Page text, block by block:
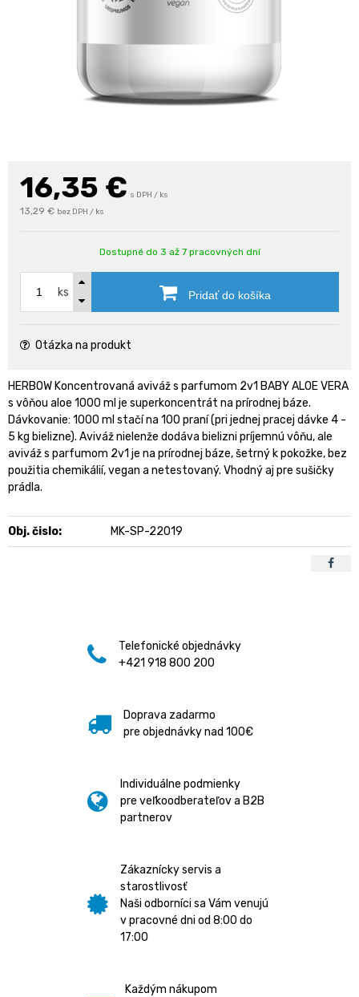
16,35 € s DPH / ks
13,29 € bez DPH / ks
Dostupné do 3 až 7 pracovných dní
ks Pridať do košíka
Otázka na produkt
HERBOW Koncentrovaná aviváž s parfumom 2v1 BABY ALOE VERA
s vôňou aloe 1000 ml je superkoncentrát na prírodnej báze.
Dávkovanie: 1000 ml stačí na 100 praní (pri jednej pracej dávke 4 -
5 kg bielizne). Aviváž nielenže dodáva bielizni príjemnú vôňu, ale
aviváž s parfumom 2v1 je na prírodnej báze, šetrný k pokožke, bez
použitia chemikálií, vegan a netestovaný. Vhodný aj pre sušičky
prádla.
Obj. čislo: MK-SP-22019
Telefonické objednávky
+421 918 800 200
Doprava zadarmo
pre objednávky nad 100€
Individuálne podmienky
pre veľkoodberateľov a B2B
partnerov
Zákaznícky servis a
starostlivosť
Naši odborníci sa Vám venujú
v pracovné dni od 8:00 do
17:00
Každým nákupom